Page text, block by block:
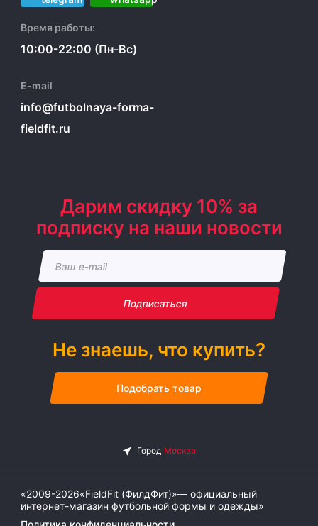
Время работы:
10:00-22:00 (Пн-Вс)
E-mail
info@futbolnaya-forma-
fieldfit.ru
Дарим скидку 10% за
подписку на наши новости
Подписаться
Не знаешь, что купить?
Подобрать товар
«2009-2026«FieldFit (ФилдФит)»— официальный
интернет-магазин футбольной формы и одежды»